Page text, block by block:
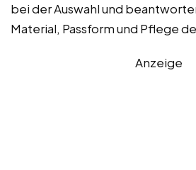
bei der Auswahl und
Material, Passform und Pflege
Anzeige